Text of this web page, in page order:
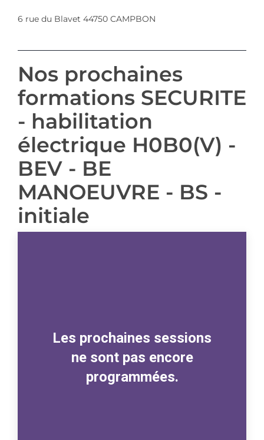
6 rue du Blavet 44750 CAMPBON
Nos prochaines
formations SECURITE
- habilitation
électrique H0B0(V) -
BEV - BE
MANOEUVRE - BS -
initiale
Les prochaines sessions
ne sont pas encore
programmées.